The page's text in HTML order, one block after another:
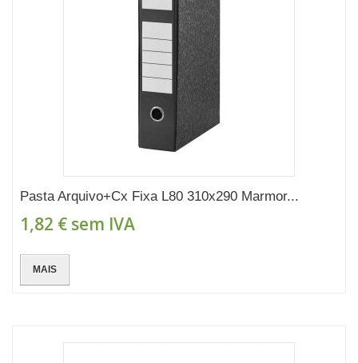
Pasta Arquivo+Cx Fixa L80 310x290 Marmor...
1,82 € sem IVA
MAIS